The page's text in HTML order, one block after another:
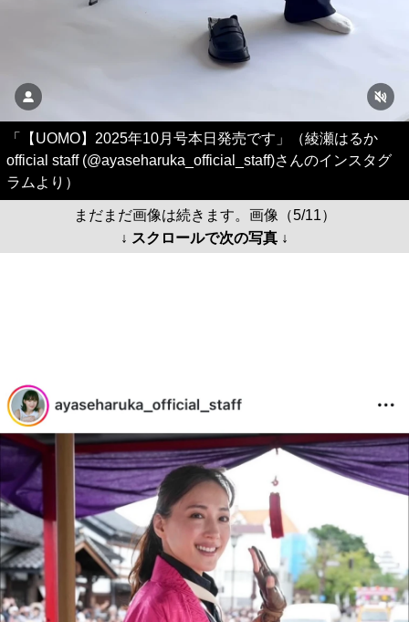
「【UOMO】2025年10月号本日発売です」（綾瀬はるか
official staff (@ayaseharuka_official_staff)さんのインスタグ
ラムより）
まだまだ画像は続きます。画像（5/11）
↓ スクロールで次の写真 ↓